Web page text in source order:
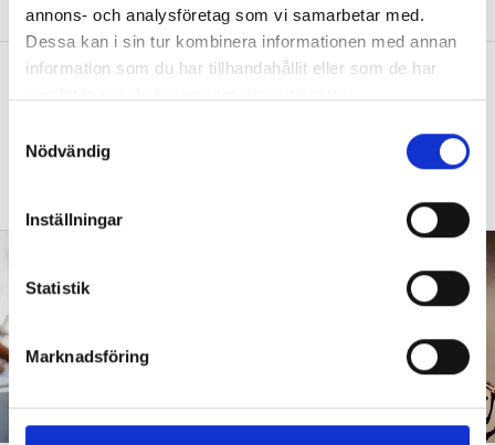
annons- och analysföretag som vi samarbetar med.
Dessa kan i sin tur kombinera informationen med annan
information som du har tillhandahållit eller som de har
y
e
s
v
a
Nödvändig
Inställningar
Statistik
Marknadsföring
”Vad säger det om skolan när allt fler
barn behöver anpassas?”
”Frågan är hur skolan kan ge plats åt
fler barn från början – inte hur de ska